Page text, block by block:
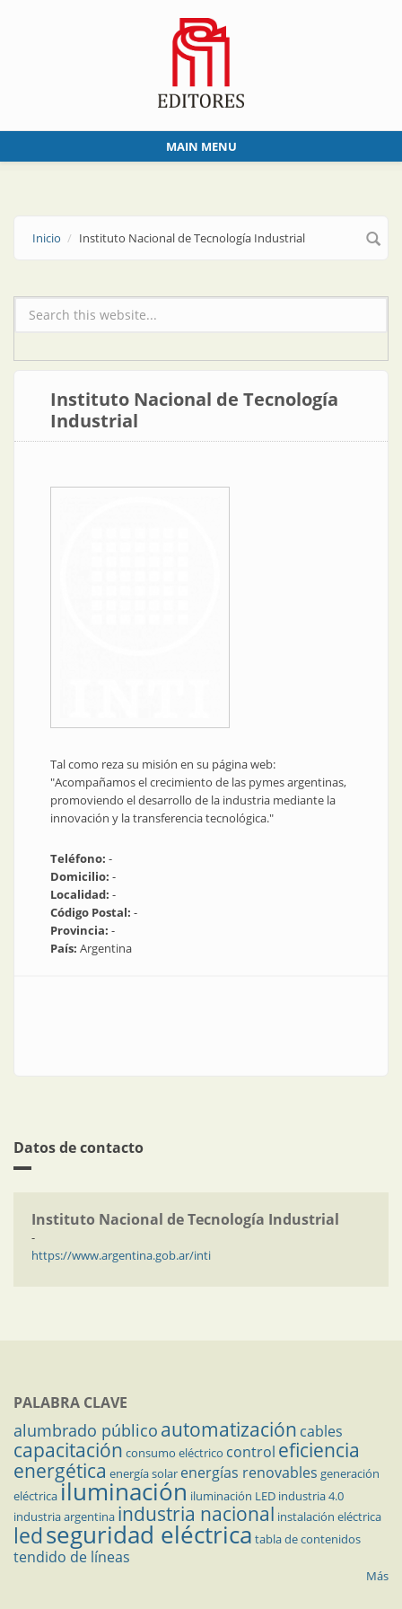
MAIN MENU
Inicio Instituto Nacional de Tecnología Industrial
Formulario de búsqueda
Instituto Nacional de Tecnología
Industrial
Tal como reza su misión en su página web:
"Acompañamos el crecimiento de las pymes argentinas,
promoviendo el desarrollo de la industria mediante la
innovación y la transferencia tecnológica."
Teléfono: -
Domicilio: -
Localidad: -
Código Postal: -
Provincia: -
País: Argentina
Datos de contacto
Instituto Nacional de Tecnología Industrial
-
https://www.argentina.gob.ar/inti
PALABRA CLAVE
alumbrado público automatización cables
capacitación consumo eléctrico control eficiencia
energética energía solar energías renovables generación
eléctricailuminación iluminación LED industria 4.0
industria argentina industria nacional instalación eléctrica
ledseguridad eléctrica tabla de contenidos
tendido de líneas
Más